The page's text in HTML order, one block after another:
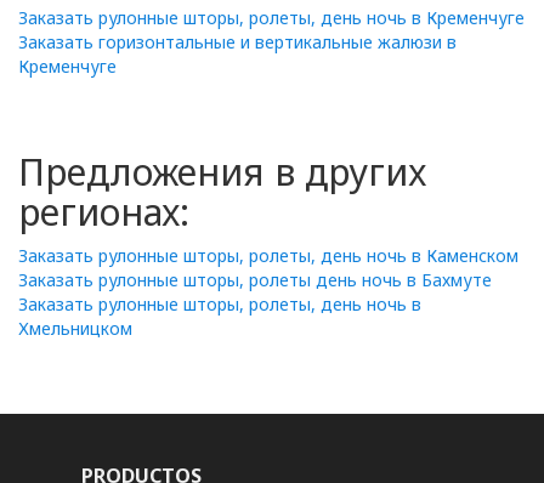
Заказать рулонные шторы, ролеты, день ночь в Кременчуге
Заказать горизонтальные и вертикальные жалюзи в
Кременчуге
Предложения в других
регионах:
Заказать рулонные шторы, ролеты, день ночь в Каменском
Заказать рулонные шторы, ролеты день ночь в Бахмуте
Заказать рулонные шторы, ролеты, день ночь в
Хмельницком
PRODUCTOS